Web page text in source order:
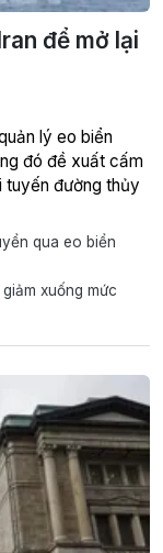
để mở lại
lý eo biển
đó đề xuất cấm
tuyến đường thủy
qua eo biển
xuống mức